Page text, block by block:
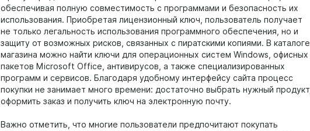
обеспечивая полную совместимость с программами и безопасность их
использования. Приобретая лицензионный ключ, пользователь получает
не только легальность использования программного обеспечения, но и
защиту от возможных рисков, связанных с пиратскими копиями. В каталоге
магазина можно найти ключи для операционных систем Windows, офисных
пакетов Microsoft Office, антивирусов, а также специализированных
программ и сервисов. Благодаря удобному интерфейсу сайта процесс
покупки не занимает много времени: достаточно выбрать нужный продукт,
оформить заказ и получить ключ на электронную почту.
Важно отметить, что многие пользователи предпочитают покупать